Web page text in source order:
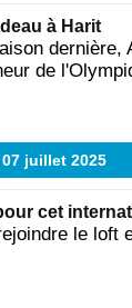
à Harit
dernière,
de
juillet 2025
cet
le loft